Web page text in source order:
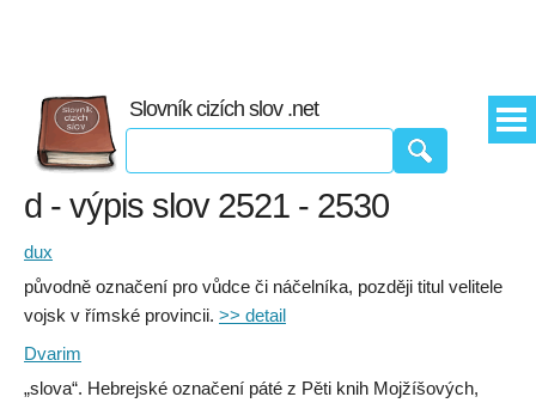
Slovník cizích slov .net
d - výpis slov 2521 - 2530
dux
původně označení pro vůdce či náčelníka, později titul velitele
vojsk v římské provincii. >> detail
Dvarim
„slova“. Hebrejské označení páté z Pěti knih Mojžíšových,